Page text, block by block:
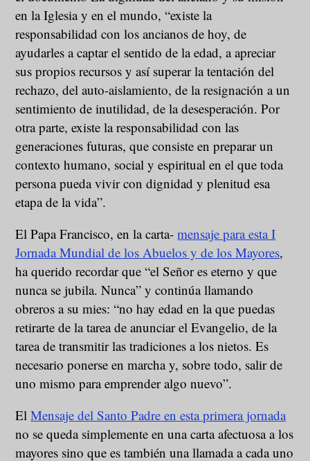
en la Iglesia y en el mundo, “existe la
responsabilidad con los ancianos de hoy, de
ayudarles a captar el sentido de la edad, a apreciar
sus propios recursos y así superar la tentación del
rechazo, del auto-aislamiento, de la resignación a un
sentimiento de inutilidad, de la desesperación. Por
otra parte, existe la responsabilidad con las
generaciones futuras, que consiste en preparar un
contexto humano, social y espiritual en el que toda
persona pueda vivir con dignidad y plenitud esa
etapa de la vida”.
El Papa Francisco, en la carta-mensaje para esta I
Jornada Mundial de los Abuelos y de los Mayores,
ha querido recordar que “el Señor es eterno y que
nunca se jubila. Nunca” y continúa llamando
obreros a su mies: “no hay edad en la que puedas
retirarte de la tarea de anunciar el Evangelio, de la
tarea de transmitir las tradiciones a los nietos. Es
necesario ponerse en marcha y, sobre todo, salir de
uno mismo para emprender algo nuevo”.
ElMensaje del Santo Padre en esta primera jornada
no se queda simplemente en una carta afectuosa a los
mayores sino que es también una llamada a cada uno